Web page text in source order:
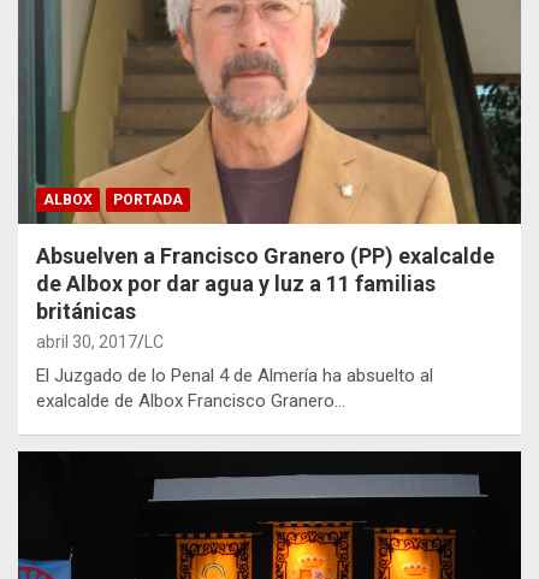
ALBOX PORTADA
Absuelven a Francisco Granero (PP) exalcalde
de Albox por dar agua y luz a 11 familias
británicas
abril 30, 2017 LC
El Juzgado de lo Penal 4 de Almería ha absuelto al
exalcalde de Albox Francisco Granero…